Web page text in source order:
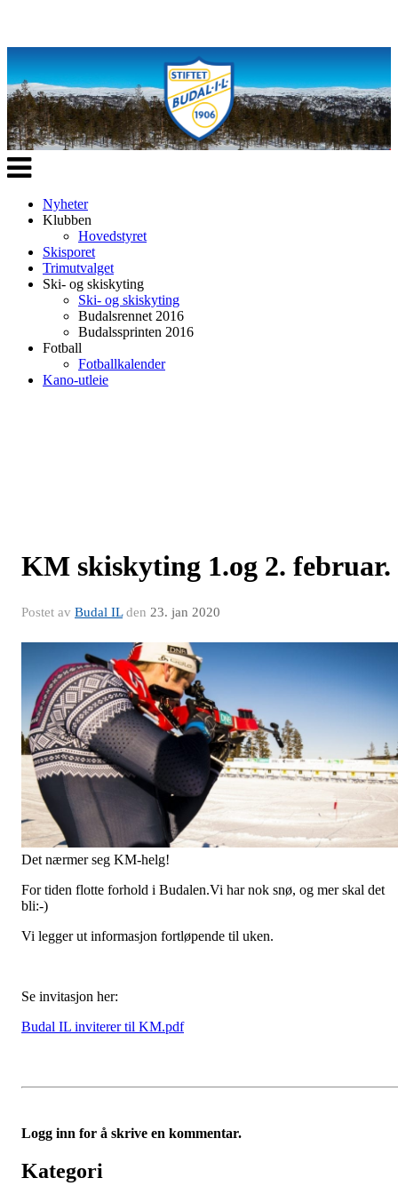
Veksle
navigasjon
Nyheter
Klubben
Hovedstyret
Skisporet
Trimutvalget
Ski- og skiskyting
Ski- og skiskyting
Budalsrennet 2016
Budalssprinten 2016
Fotball
Fotballkalender
Kano-utleie
KM skiskyting 1.og 2. februar.
Postet av Budal ILden 23. jan 2020
Det nærmer seg KM-helg!
For tiden flotte forhold i Budalen.Vi har nok snø, og mer skal det
bli:-)
Vi legger ut informasjon fortløpende til uken.
Se invitasjon her:
Budal IL inviterer til KM.pdf
Logg inn for å skrive en kommentar.
Kategori